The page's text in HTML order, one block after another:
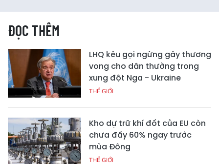
ĐỌC THÊM
LHQ kêu gọi ngừng gây thương
vong cho dân thường trong
xung đột Nga - Ukraine
THẾ GIỚI
Kho dự trữ khí đốt của EU còn
chưa đầy 60% ngay trước
mùa Đông
THẾ GIỚI